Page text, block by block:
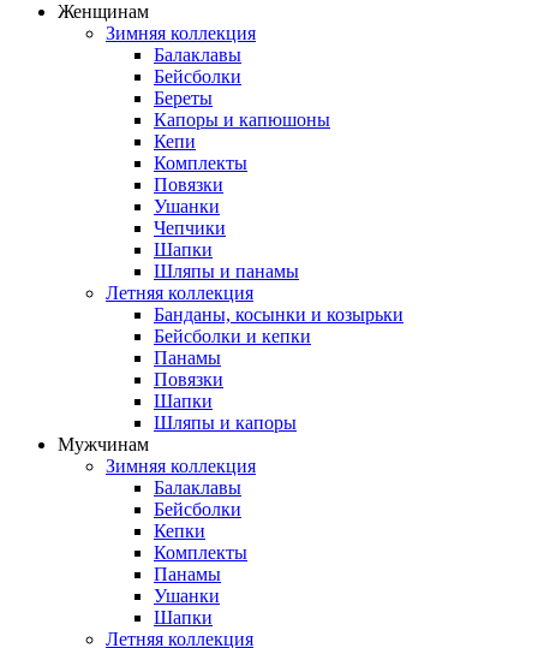
Женщинам
Зимняя коллекция
Балаклавы
Бейсболки
Береты
Капоры и капюшоны
Кепи
Комплекты
Повязки
Ушанки
Чепчики
Шапки
Шляпы и панамы
Летняя коллекция
Банданы, косынки и козырьки
Бейсболки и кепки
Панамы
Повязки
Шапки
Шляпы и капоры
Мужчинам
Зимняя коллекция
Балаклавы
Бейсболки
Кепки
Комплекты
Панамы
Ушанки
Шапки
Летняя коллекция